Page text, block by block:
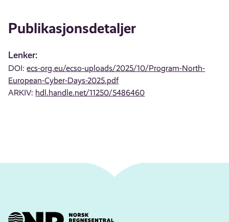
Publikasjonsdetaljer
Lenker:
DOI:ecs-org.eu/ecso-uploads/2025/10/Program-North-
European-Cyber-Days-2025.pdf
ARKIV: hdl.handle.net/11250/5486460